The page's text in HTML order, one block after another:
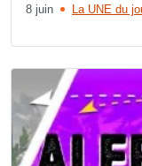
8 juin La UNE du